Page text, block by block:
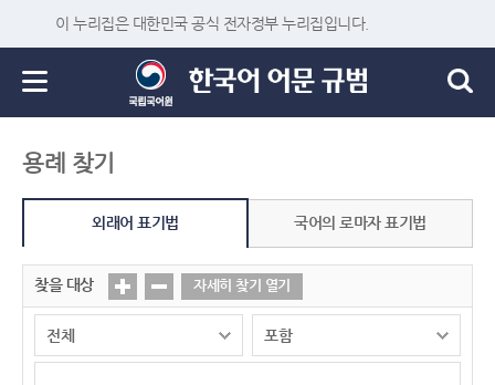
이 누리집은 대한민국 공식 전자정부 누리집입니다.
용례 찾기
외래어 표기법 국어의 로마자 표기법
찾을 대상 자세히 찾기 열기